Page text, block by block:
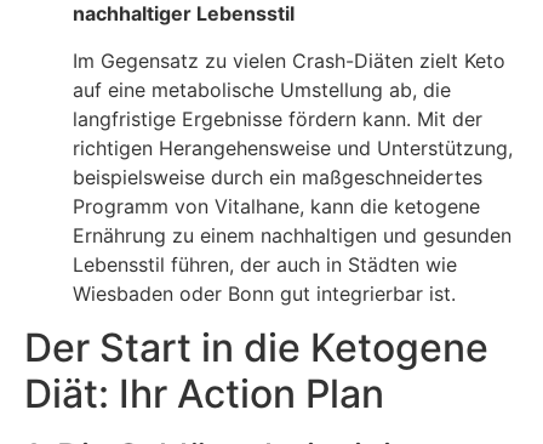
nachhaltiger Lebensstil
Im Gegensatz zu vielen Crash-Diäten zielt Keto
auf eine metabolische Umstellung ab, die
langfristige Ergebnisse fördern kann. Mit der
richtigen Herangehensweise und Unterstützung,
beispielsweise durch ein maßgeschneidertes
Programm von Vitalhane, kann die ketogene
Ernährung zu einem nachhaltigen und gesunden
Lebensstil führen, der auch in Städten wie
Wiesbaden oder Bonn gut integrierbar ist.
Der Start in die Ketogene
Diät: Ihr Action Plan